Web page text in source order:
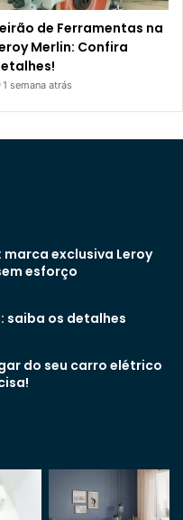
de Ferramentas na
Merlin: Confira
1 semana atrás
exclusiva Leroy
esforço
saiba os detalhes
do seu carro elétrico